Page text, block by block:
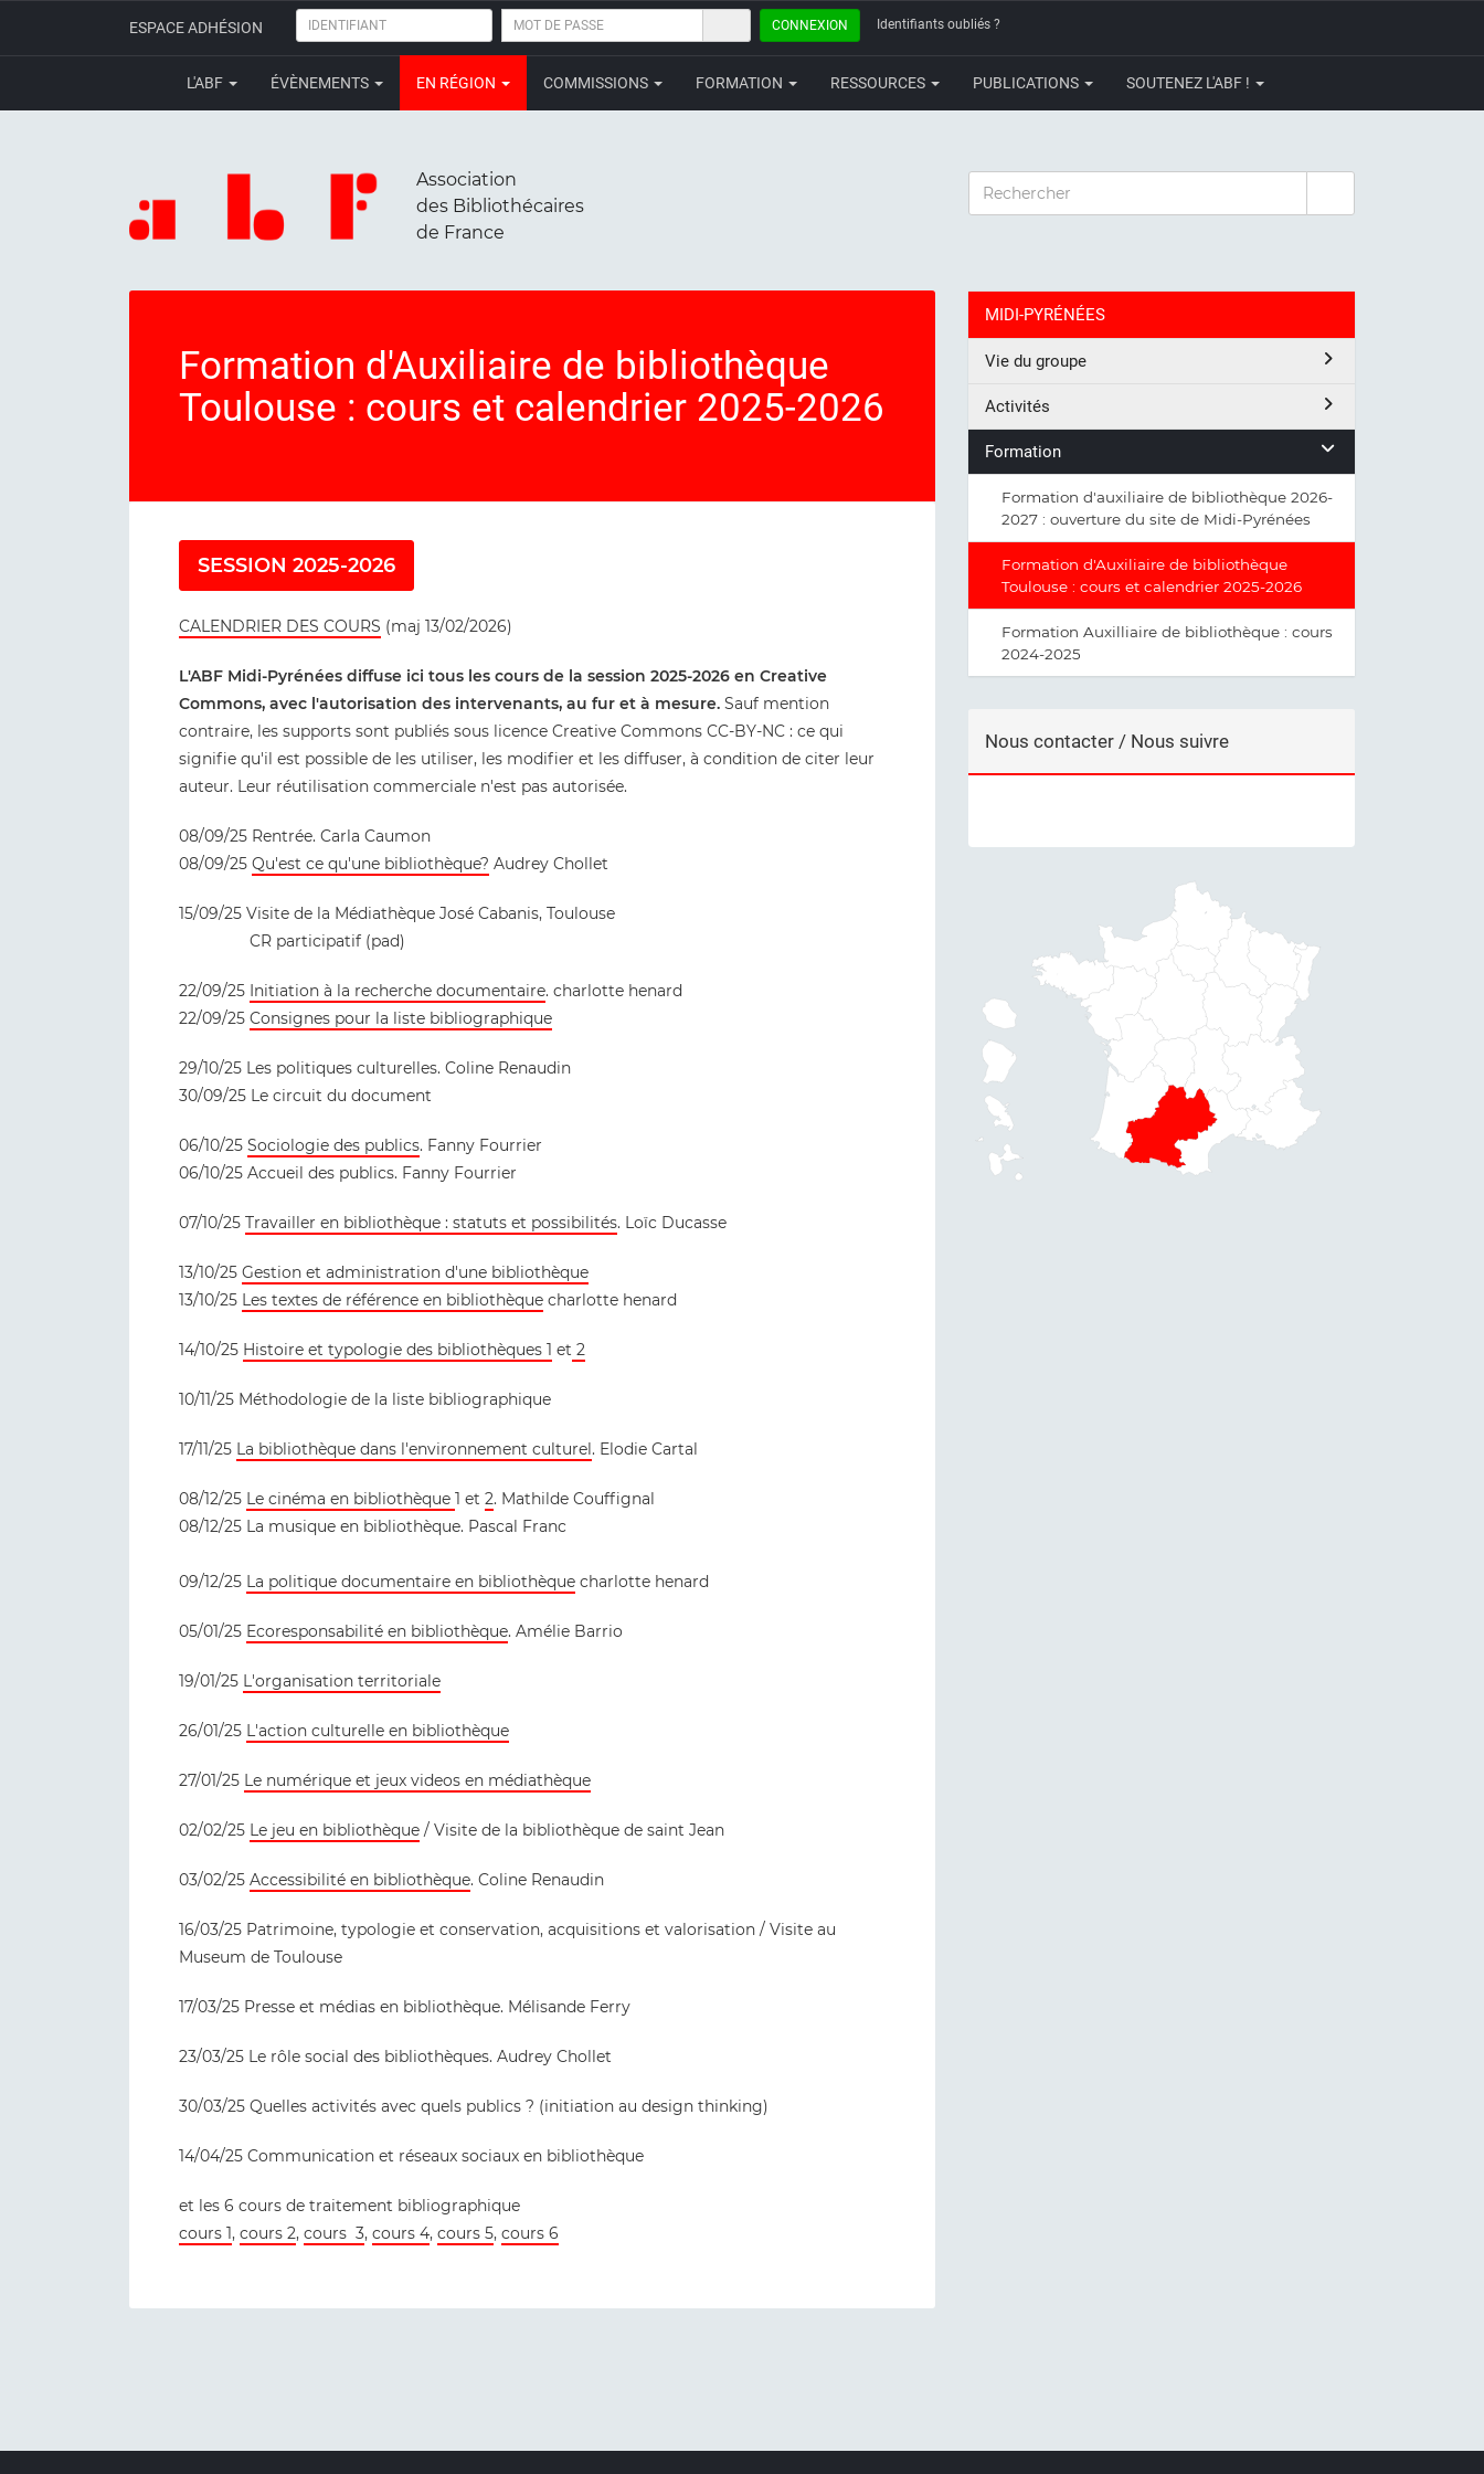
ESPACE ADHÉSION IDENTIFIANT
MOT
PASSE
CONNEXION Identifiants oubliés ?
L'ABF ÉVÈNEMENTS EN RÉGION COMMISSIONS FORMATION RESSOURCES PUBLICATIONS SOUTENEZ L'ABF !
Association
des Bibliothécaires
de France
RECHERCHER
Formation d'Auxiliaire de bibliothèque
Toulouse : cours et calendrier 2025-2026
SESSION 2025-2026
CALENDRIER DES COURS (maj 13/02/2026)
L'ABF Midi-Pyrénées diffuse ici tous les cours de la session 2025-2026 en Creative
Commons, avec l'autorisation des intervenants, au fur et à mesure. Sauf mention
contraire, les supports sont publiés sous licence Creative Commons CC-BY-NC : ce qui
signifie qu'il est possible de les utiliser, les modifier et les diffuser, à condition de citer leur
auteur. Leur réutilisation commerciale n'est pas autorisée.
08/09/25 Rentrée. Carla Caumon
08/09/25 Qu'est ce qu'une bibliothèque? Audrey Chollet
15/09/25 Visite de la Médiathèque José Cabanis, Toulouse
CR participatif (pad)
22/09/25 Initiation à la recherche documentaire. charlotte henard
22/09/25 Consignes pour la liste bibliographique
29/10/25 Les politiques culturelles. Coline Renaudin
30/09/25 Le circuit du document
06/10/25 Sociologie des publics. Fanny Fourrier
06/10/25 Accueil des publics. Fanny Fourrier
07/10/25 Travailler en bibliothèque : statuts et possibilités. Loïc Ducasse
13/10/25 Gestion et administration d'une bibliothèque
13/10/25 Les textes de référence en bibliothèque charlotte henard
14/10/25 Histoire et typologie des bibliothèques 1 et 2
10/11/25 Méthodologie de la liste bibliographique
17/11/25 La bibliothèque dans l'environnement culturel. Elodie Cartal
08/12/25 Le cinéma en bibliothèque 1 et 2. Mathilde Couffignal
08/12/25 La musique en bibliothèque. Pascal Franc
09/12/25 La politique documentaire en bibliothèque charlotte henard
05/01/25 Ecoresponsabilité en bibliothèque. Amélie Barrio
19/01/25 L'organisation territoriale
26/01/25 L'action culturelle en bibliothèque
27/01/25 Le numérique et jeux videos en médiathèque
02/02/25 Le jeu en bibliothèque / Visite de la bibliothèque de saint Jean
03/02/25 Accessibilité en bibliothèque. Coline Renaudin
16/03/25 Patrimoine, typologie et conservation, acquisitions et valorisation / Visite au
Museum de Toulouse
17/03/25 Presse et médias en bibliothèque. Mélisande Ferry
23/03/25 Le rôle social des bibliothèques. Audrey Chollet
30/03/25 Quelles activités avec quels publics ? (initiation au design thinking)
14/04/25 Communication et réseaux sociaux en bibliothèque
et les 6 cours de traitement bibliographique
cours 1, cours 2, cours 3, cours 4, cours 5, cours 6
MIDI-PYRÉNÉES
Vie du groupe
Activités
Formation
Formation d'auxiliaire de bibliothèque 2026-
2027 : ouverture du site de Midi-Pyrénées
Formation d'Auxiliaire de bibliothèque
Toulouse : cours et calendrier 2025-2026
Formation Auxilliaire de bibliothèque : cours
2024-2025
Nous contacter / Nous suivre